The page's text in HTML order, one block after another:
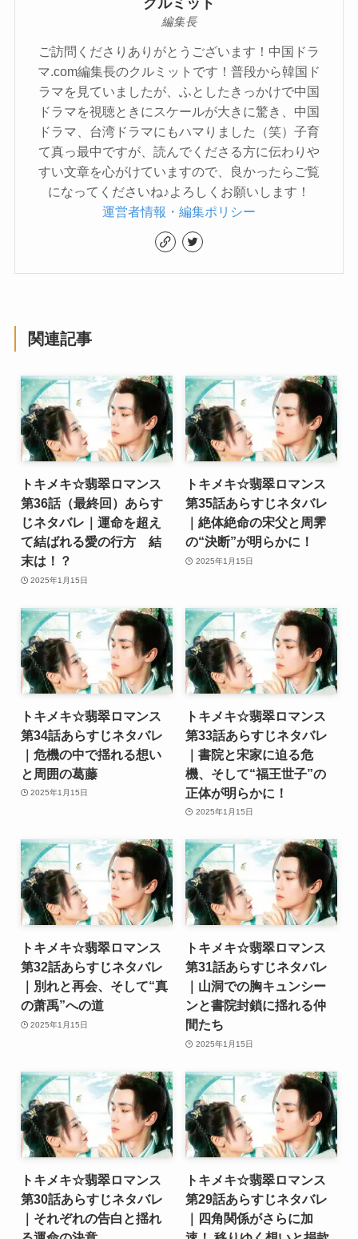
編集長
ご訪問くださりありがとうございます！中国ドラ
マ.com編集長のクルミットです！普段から韓国ド
ラマを見ていましたが、ふとしたきっかけで中国
ドラマを視聴ときにスケールが大きに驚き、中国
ドラマ、台湾ドラマにもハマりました（笑）子育
て真っ最中ですが、読んでくださる方に伝わりや
すい文章を心がけていますので、良かったらご覧
になってくださいね♪よろしくお願いします！
運営者情報・編集ポリシー
関連記事
トキメキ☆翡翠ロマンス
第36話（最終回）あらす
じネタバレ｜運命を超え
て結ばれる愛の行方 結
末は！？
2025年1月15日
トキメキ☆翡翠ロマンス
第35話あらすじネタバレ
｜絶体絶命の宋父と周霁
の“決断”が明らかに！
2025年1月15日
トキメキ☆翡翠ロマンス
第34話あらすじネタバレ
｜危機の中で揺れる想い
と周囲の葛藤
2025年1月15日
トキメキ☆翡翠ロマンス
第33話あらすじネタバレ
｜書院と宋家に迫る危
機、そして“福王世子”の
正体が明らかに！
2025年1月15日
トキメキ☆翡翠ロマンス
第32話あらすじネタバレ
｜別れと再会、そして“真
の萧禹”への道
2025年1月15日
トキメキ☆翡翠ロマンス
第31話あらすじネタバレ
｜山洞での胸キュンシー
ンと書院封鎖に揺れる仲
間たち
2025年1月15日
トキメキ☆翡翠ロマンス
第30話あらすじネタバレ
｜それぞれの告白と揺れ
トキメキ☆翡翠ロマンス
第29話あらすじネタバレ
｜四角関係がさらに加